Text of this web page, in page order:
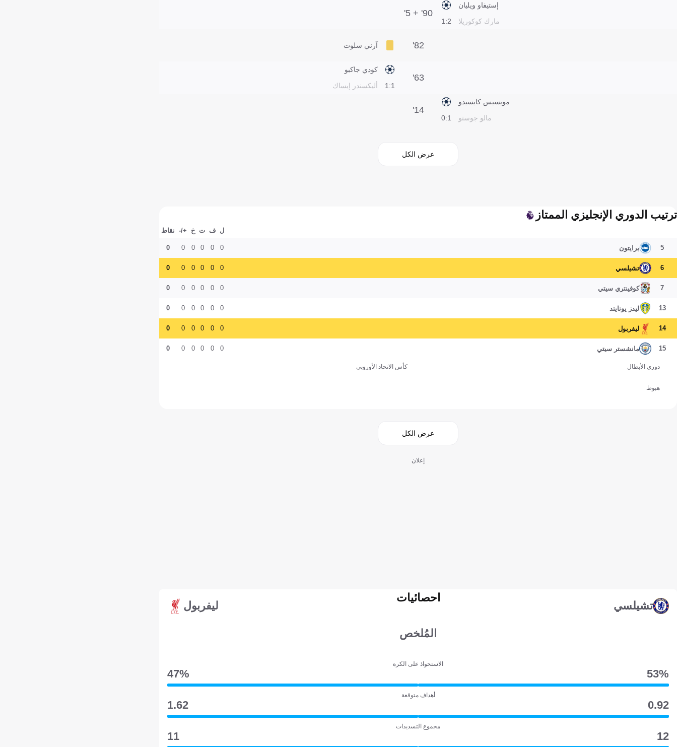
2:1
إستيفاو ويليان
مارك كوكوريلا
90' + 5'
آرني سلوت 82'
1:1
كودي جاكبو
أليكسندر إيساك
63'
1:0
مويسيس كايسيدو
مالو جوستو
14'
عرض الكل
ترتيب الدوري الإنجليزي الممتاز
ل ف ت خ +/- نقاط
5 برايتون 0
0
0
0
0
0
6 تشيلسي 0
0
0
0
0
0
7 كوفينتري سيتي 0
0
0
0
0
0
13 ليدز يونايتد 0
0
0
0
0
0
14 ليفربول 0
0
0
0
0
0
15 مانشستر سيتي 0
0
0
0
0
0
دوري الأبطال كأس الاتحاد الأوروبي
هبوط
عرض الكل
إعلان
تشيلسي
احصائيات
ليفربول
المُلخص
الاستحواذ على الكرة
53‎%‎
47‎%‎
أهداف متوقعة
0.92
1.62
مجموع التسديدات
12
11